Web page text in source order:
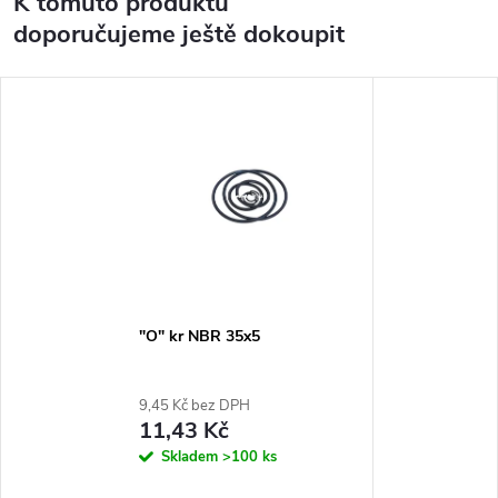
doporučujeme ještě dokoupit
"O" kr NBR 35x5
9,45 Kč bez DPH
11,43 Kč
Skladem >100 ks